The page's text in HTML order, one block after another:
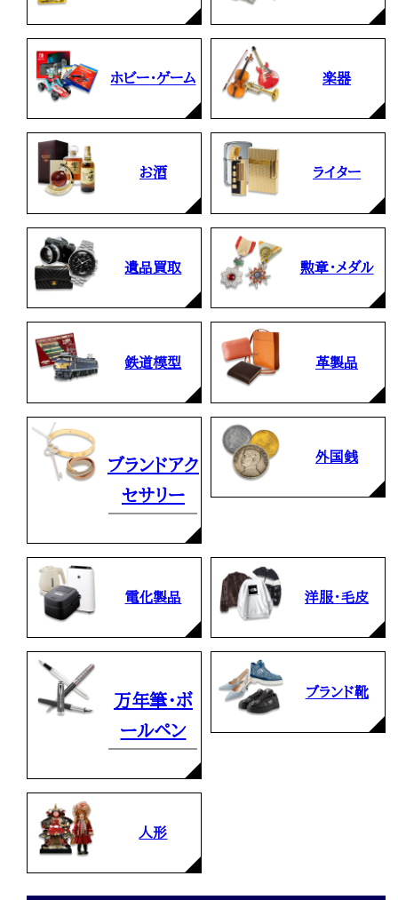
ホビー・ゲーム 楽器
お酒 ライター
遺品買取 勲章・メダル
鉄道模型 革製品
ブランドアク
セサリー
外国銭
電化製品 洋服・毛皮
万年筆・ボ
ールペン
ブランド靴
人形